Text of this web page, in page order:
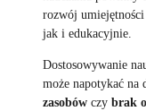
rozwój umiejętności
jak i edukacyjnie.
Dostosowywanie
może napotykać na
zasobów czy brak